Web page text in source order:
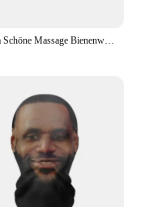
Guasha Schöne Massage Bienenwachs Schaben Massage Schaber Gesicht Massagegerät Akupunktur Gua Sha Auge Gesicht Bord SPA Massage Werkzeug